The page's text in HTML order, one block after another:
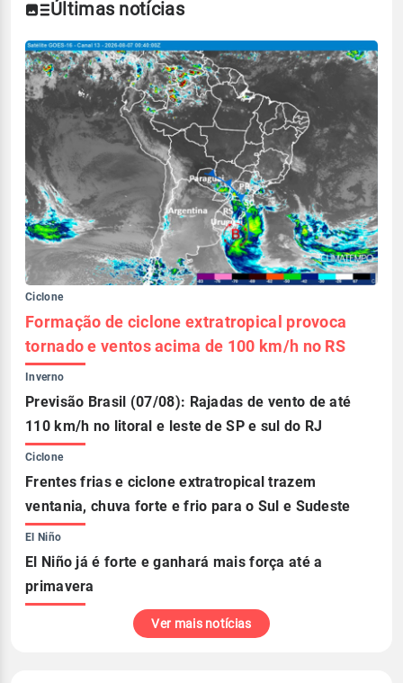
Últimas notícias
Ciclone
Formação de ciclone extratropical provoca
tornado e ventos acima de 100 km/h no RS
Inverno
Previsão Brasil (07/08): Rajadas de vento de até
110 km/h no litoral e leste de SP e sul do RJ
Ciclone
Frentes frias e ciclone extratropical trazem
ventania, chuva forte e frio para o Sul e Sudeste
El Niño
El Niño já é forte e ganhará mais força até a
primavera
Ver mais notícias